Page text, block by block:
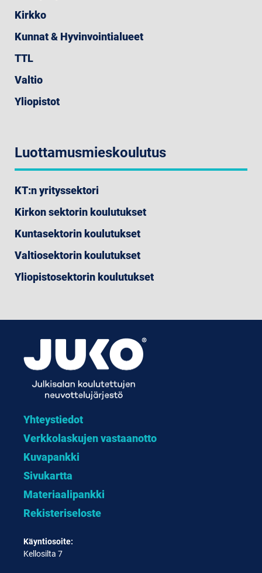
Kirkko
Kunnat & Hyvinvointialueet
TTL
Valtio
Yliopistot
Luottamusmieskoulutus
KT:n yrityssektori
Kirkon sektorin koulutukset
Kuntasektorin koulutukset
Valtiosektorin koulutukset
Yliopistosektorin koulutukset
Yhteystiedot
Verkkolaskujen vastaanotto
Kuvapankki
Sivukartta
Materiaalipankki
Rekisteriseloste
Käyntiosoite:
Kellosilta 7